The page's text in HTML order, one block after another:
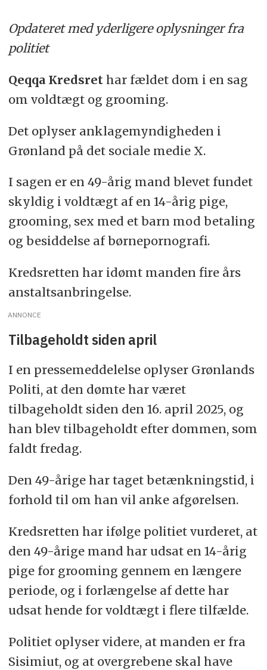
Opdateret med yderligere oplysninger fra
politiet
Qeqqa Kredsrethar fældet dom i en sag
om voldtægt og grooming.
Det oplyser anklagemyndigheden i
Grønland på det sociale medie X.
I sagen er en 49-årig mand blevet fundet
skyldig i voldtægt af en 14-årig pige,
grooming, sex med et barn mod betaling
og besiddelse af børnepornografi.
Kredsretten har idømt manden fire års
anstaltsanbringelse.
ANNONCE
Tilbageholdt siden april
I en pressemeddelelse oplyser Grønlands
Politi, at den dømte har været
tilbageholdt siden den 16. april 2025, og
han blev tilbageholdt efter dommen, som
faldt fredag.
Den 49-årige har taget betænkningstid, i
forhold til om han vil anke afgørelsen.
Kredsretten har ifølge politiet vurderet, at
den 49-årige mand har udsat en 14-årig
pige for grooming gennem en længere
periode, og i forlængelse af dette har
udsat hende for voldtægt i flere tilfælde.
Politiet oplyser videre, at manden er fra
Sisimiut, og at overgrebene skal have